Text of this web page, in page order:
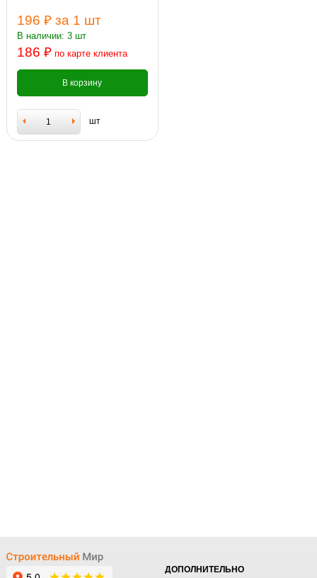
196 ₽ за 1 шт
В наличии: 3 шт
186 ₽ по карте клиента
В корзину
шт
ДОПОЛНИТЕЛЬНО